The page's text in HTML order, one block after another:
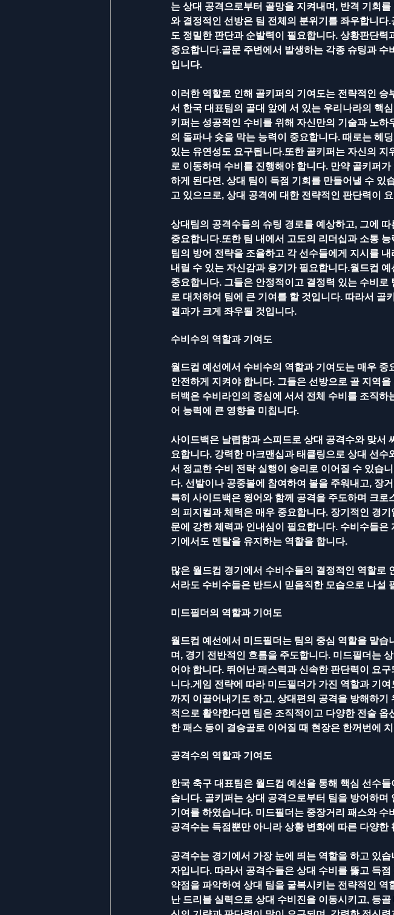
는 상대 공격으로부터 골망을 지켜내며, 반격 기회
와 결정적인 선방은 팀 전체의 분위기를 좌우합니
도 정밀한 판단과 순발력이 필요합니다. 상황판단
중요합니다.골문 주변에서 발생하는 각종 슈팅과
입니다.
이러한 역할로 인해 골키퍼의 기여도는 전략적인 승
서 한국 대표팀의 골대 앞에 서 있는 우리나라의 핵
키퍼는 성공적인 수비를 위해 자신만의 기술과 노
의 돌파나 슛을 막는 능력이 중요합니다. 때로는 헤
있는 유연성도 요구됩니다.또한 골키퍼는 자신의 지
로 이동하며 수비를 진행해야 합니다. 만약 골키퍼
하게 된다면, 상대 팀이 득점 기회를 만들어낼 수 있
고 있으므로, 상대 공격에 대한 전략적인 판단력이
상대팀의 공격수들의 슈팅 경로를 예상하고, 그에
중요합니다.또한 팀 내에서 고도의 리더십과 소통
팀의 방어 전략을 조율하고 각 선수들에게 지시를
내릴 수 있는 자신감과 용기가 필요합니다.월드컵
중요합니다. 그들은 안정적이고 결정력 있는 수비
로 대처하여 팀에 큰 기여를 할 것입니다. 따라서 골
결과가 크게 좌우될 것입니다.
수비수의 역할과 기여도
월드컵 예선에서 수비수의 역할과 기여도는 매우
안전하게 지켜야 합니다. 그들은 선방으로 골 지역
터백은 수비라인의 중심에 서서 전체 수비를 조직
어 능력에 큰 영향을 미칩니다.
사이드백은 날렵함과 스피드로 상대 공격수와 맞서
요합니다. 강력한 마크맨십과 태클링으로 상대 선수
서 정교한 수비 전략 실행이 승리로 이어질 수 있습
다. 선발이나 공중볼에 참여하여 볼을 주워내고, 장
특히 사이드백은 윙어와 함께 공격을 주도하며 크
의 피지컬과 체력은 매우 중요합니다. 장기적인 경
문에 강한 체력과 인내심이 필요합니다. 수비수들
기에서도 멘탈을 유지하는 역할을 합니다.
많은 월드컵 경기에서 수비수들의 결정적인 역할로
서라도 수비수들은 반드시 믿음직한 모습으로 나설
미드필더의 역할과 기여도
월드컵 예선에서 미드필더는 팀의 중심 역할을 맡
며, 경기 전반적인 흐름을 주도합니다. 미드필더는
어야 합니다. 뛰어난 패스력과 신속한 판단력이 요
니다.게임 전략에 따라 미드필더가 가진 역할과 기
까지 이끌어내기도 하고, 상대편의 공격을 방해하
적으로 활약한다면 팀은 조직적이고 다양한 전술
한 패스 등이 결승골로 이어질 때 현장은 한꺼번에
공격수의 역할과 기여도
한국 축구 대표팀은 월드컵 예선을 통해 핵심 선수
습니다. 골키퍼는 상대 공격으로부터 팀을 방어하
기여를 하였습니다. 미드필더는 중장거리 패스와
공격수는 득점뿐만 아니라 상황 변화에 따른 다양
공격수는 경기에서 가장 눈에 띄는 역할을 하고 있
자입니다. 따라서 공격수들은 상대 수비를 뚫고 득
약점을 파악하여 상대 팀을 굴복시키는 전략적인
난 드리블 실력으로 상대 수비진을 이동시키고, 등